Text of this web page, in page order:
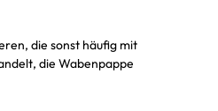
die sonst häufig mit
die Wabenpappe